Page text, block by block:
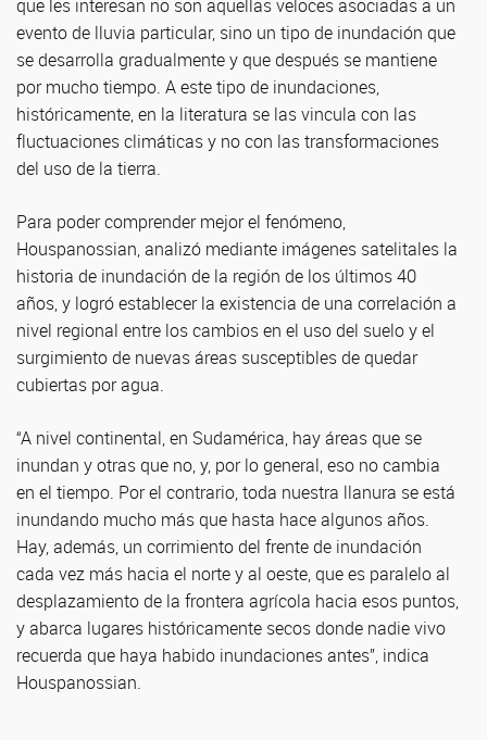
que les interesan no son aquellas veloces asociadas a un
evento de lluvia particular, sino un tipo de inundación que
se desarrolla gradualmente y que después se mantiene
por mucho tiempo. A este tipo de inundaciones,
históricamente, en la literatura se las vincula con las
fluctuaciones climáticas y no con las transformaciones
del uso de la tierra.
Para poder comprender mejor el fenómeno,
Houspanossian, analizó mediante imágenes satelitales la
historia de inundación de la región de los últimos 40
años, y logró establecer la existencia de una correlación a
nivel regional entre los cambios en el uso del suelo y el
surgimiento de nuevas áreas susceptibles de quedar
cubiertas por agua.
“A nivel continental, en Sudamérica, hay áreas que se
inundan y otras que no, y, por lo general, eso no cambia
en el tiempo. Por el contrario, toda nuestra llanura se está
inundando mucho más que hasta hace algunos años.
Hay, además, un corrimiento del frente de inundación
cada vez más hacia el norte y al oeste, que es paralelo al
desplazamiento de la frontera agrícola hacia esos puntos,
y abarca lugares históricamente secos donde nadie vivo
recuerda que haya habido inundaciones antes”, indica
Houspanossian.